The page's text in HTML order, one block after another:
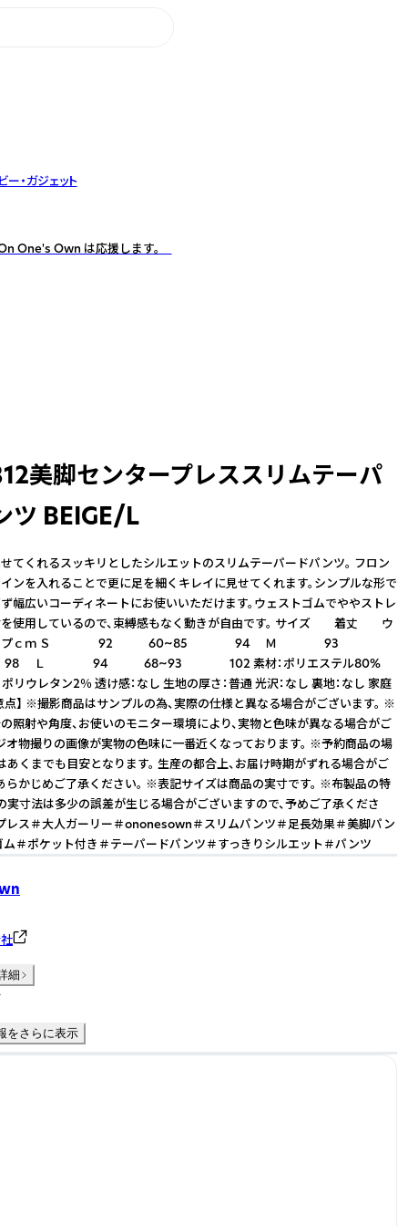
ー・ガジェット
One's Own は応援します。
美脚センタープレススリムテーパ
ツ BEIGE/L
てくれるスッキリとしたシルエットのスリムテーパードパンツ。 フロン
ンを入れることで更に足を細くキレイに見せてくれます。シンプルな形で
幅広いコーディネートにお使いいただけます。ウェストゴムでややストレ
を使用しているので、束縛感もなく動きが自由です。 サイズ 着丈 ウ
ップｃｍ Ｓ 92 60~85 94 Ｍ 93
Ｌ 94 68~93 102 素材：ポリエステル80%
ウレタン2％ 透け感：なし 生地の厚さ：普通 光沢：なし 裏地：なし 家庭
点】 ※撮影商品はサンプルの為、実際の仕様と異なる場合がございます。 ※
照射や角度、お使いのモニター環境により、実物と色味が異なる場合がご
オ物撮りの画像が実物の色味に一番近くなっております。 ※予約商品の場
あくまでも目安となります。 生産の都合上、お届け時期がずれる場合がご
らかじめご了承ください。 ※表記サイズは商品の実寸です。 ※布製品の特
実寸法は多少の誤差が生じる場合がございますので、予めご了承くださ
レス＃大人ガーリー＃ononesown＃スリムパンツ＃足長効果＃美脚パン
＃ポケット付き＃テーパードパンツ＃すっきりシルエット＃パンツ
細
をさらに表示